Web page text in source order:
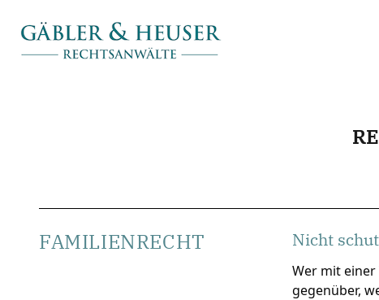
FAMILIENRECHT Nicht
Wer mit
gegenüber,